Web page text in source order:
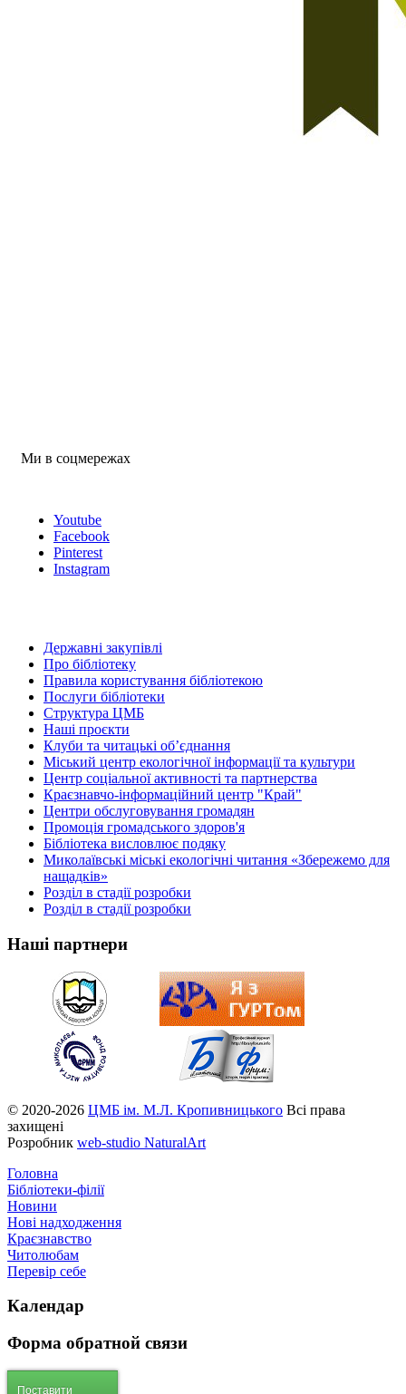
Ми в соцмережах
Youtube
Facebook
Pinterest
Instagram
Державні закупівлі
Про бібліотеку
Правила користування бібліотекою
Послуги бібліотеки
Структура ЦМБ
Наші проєкти
Клуби та читацькі об’єднання
Міський центр екологічної інформації та культури
Центр соціальної активності та партнерства
Краєзнавчо-інформаційний центр "Край"
Центри обслуговування громадян
Промоція громадського здоров'я
Бібліотека висловлює подяку
Миколаївські міські екологічні читання «Збережемо для
нащадків»
Розділ в стадії розробки
Розділ в стадії розробки
Наші партнери
© 2020-2026 ЦМБ ім. М.Л. Кропивницького Всі права
захищені
Розробник web-studio NaturalArt
Головна
Бібліотеки-філії
Новини
Нові надходження
Краєзнавство
Читолюбам
Перевір себе
Календар
Форма обратной связи
Поставити